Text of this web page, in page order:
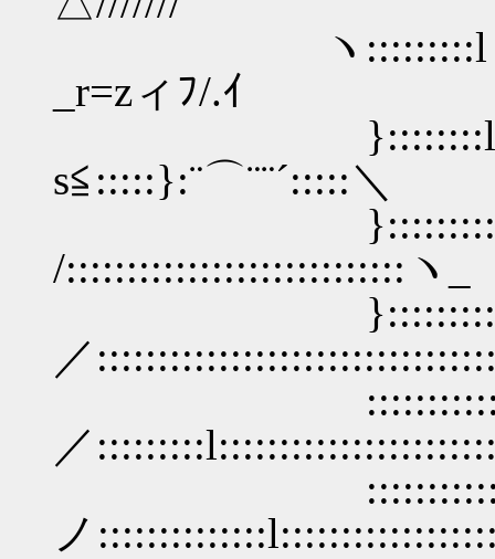
ヽ
_r=zィﾌ/.ｲ
s≦:::::}:¨⌒¨¨´:::::
}:::::::::l
/::::::::::::::::::::::::::::
／
／
ノ